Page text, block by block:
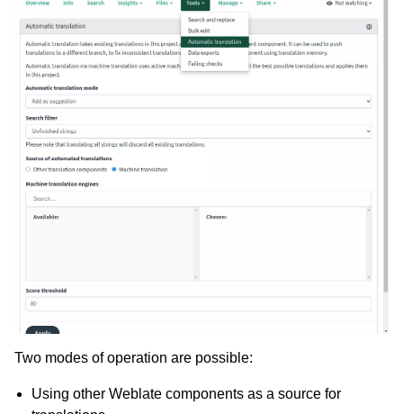
Two modes of operation are possible:
Using other Weblate components as a source for